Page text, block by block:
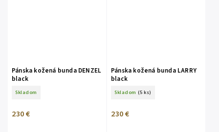
Pánska kožená bunda DENZEL
black
Skladom
230 €
Pánska kožená bunda LARRY
black
Skladom (5 ks)
230 €